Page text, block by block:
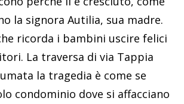
la signora Autilia, sua madre.
ricorda i bambini uscire felici
La traversa di via Tappia
la tragedia è come se
condominio dove si affacciano